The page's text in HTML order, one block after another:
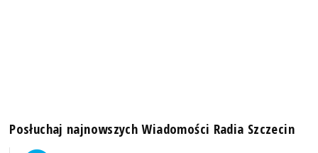
Posłuchaj najnowszych Wiadomości Radia Szczecin